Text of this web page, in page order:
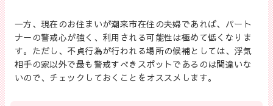
一方、現在のお住まいが潮来市在住の夫婦であれば、パート
ナーの警戒心が強く、利用される可能性は極めて低くなりま
す。ただし、不貞行為が行われる場所の候補としては、浮気
相手の家以外で最も警戒すべきスポットであるのは間違いな
いので、チェックしておくことをオススメします。